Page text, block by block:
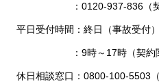
：0120-937-836（
平日受付時間：終日（事故受付）
：9時～17時（契約
休日相談窓口：0800-100-5503（